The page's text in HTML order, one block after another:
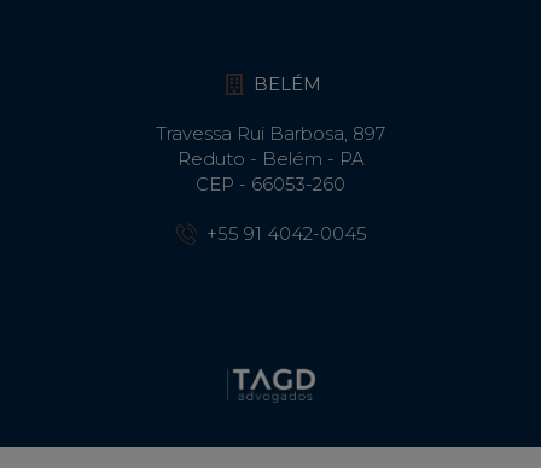
BELÉM
Travessa Rui Barbosa, 897
Reduto - Belém - PA
CEP - 66053-260
+55 91 4042-0045